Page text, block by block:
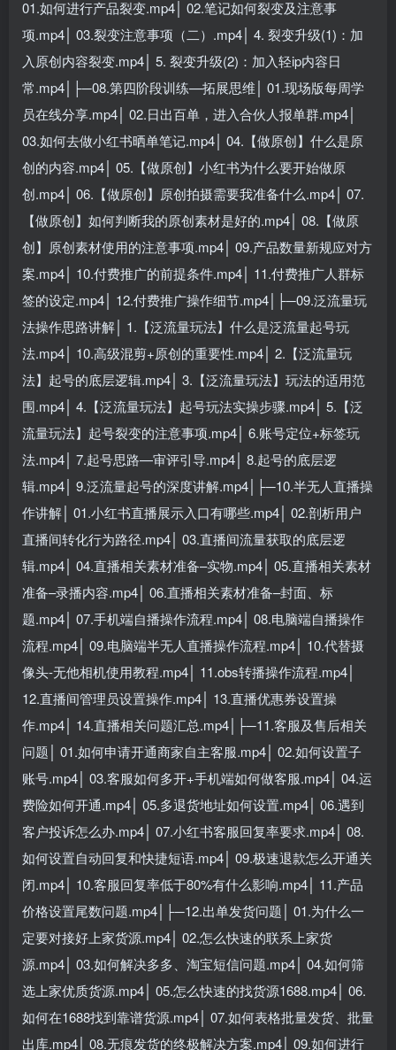
01.如何进行产品裂变.mp4│ 02.笔记如何裂变及注意事
项.mp4│ 03.裂变注意事项（二）.mp4│ 4. 裂变升级(1)：加
入原创内容裂变.mp4│ 5. 裂变升级(2)：加入轻ip内容日
常.mp4│├─08.第四阶段训练—拓展思维│ 01.现场版每周学
员在线分享.mp4│ 02.日出百单，进入合伙人报单群.mp4│
03.如何去做小红书晒单笔记.mp4│ 04.【做原创】什么是原
创的内容.mp4│ 05.【做原创】小红书为什么要开始做原
创.mp4│ 06.【做原创】原创拍摄需要我准备什么.mp4│ 07.
【做原创】如何判断我的原创素材是好的.mp4│ 08.【做原
创】原创素材使用的注意事项.mp4│ 09.产品数量新规应对方
案.mp4│ 10.付费推广的前提条件.mp4│ 11.付费推广人群标
签的设定.mp4│ 12.付费推广操作细节.mp4│├─09.泛流量玩
法操作思路讲解│ 1.【泛流量玩法】什么是泛流量起号玩
法.mp4│ 10.高级混剪+原创的重要性.mp4│ 2.【泛流量玩
法】起号的底层逻辑.mp4│ 3.【泛流量玩法】玩法的适用范
围.mp4│ 4.【泛流量玩法】起号玩法实操步骤.mp4│ 5.【泛
流量玩法】起号裂变的注意事项.mp4│ 6.账号定位+标签玩
法.mp4│ 7.起号思路—审评引导.mp4│ 8.起号的底层逻
辑.mp4│ 9.泛流量起号的深度讲解.mp4│├─10.半无人直播操
作讲解│ 01.小红书直播展示入口有哪些.mp4│ 02.剖析用户
直播间转化行为路径.mp4│ 03.直播间流量获取的底层逻
辑.mp4│ 04.直播相关素材准备–实物.mp4│ 05.直播相关素材
准备–录播内容.mp4│ 06.直播相关素材准备–封面、标
题.mp4│ 07.手机端自播操作流程.mp4│ 08.电脑端自播操作
流程.mp4│ 09.电脑端半无人直播操作流程.mp4│ 10.代替摄
像头-无他相机使用教程.mp4│ 11.obs转播操作流程.mp4│
12.直播间管理员设置操作.mp4│ 13.直播优惠券设置操
作.mp4│ 14.直播相关问题汇总.mp4│├─11.客服及售后相关
问题│ 01.如何申请开通商家自主客服.mp4│ 02.如何设置子
账号.mp4│ 03.客服如何多开+手机端如何做客服.mp4│ 04.运
费险如何开通.mp4│ 05.多退货地址如何设置.mp4│ 06.遇到
客户投诉怎么办.mp4│ 07.小红书客服回复率要求.mp4│ 08.
如何设置自动回复和快捷短语.mp4│ 09.极速退款怎么开通关
闭.mp4│ 10.客服回复率低于80%有什么影响.mp4│ 11.产品
价格设置尾数问题.mp4│├─12.出单发货问题│ 01.为什么一
定要对接好上家货源.mp4│ 02.怎么快速的联系上家货
源.mp4│ 03.如何解决多多、淘宝短信问题.mp4│ 04.如何筛
选上家优质货源.mp4│ 05.怎么快速的找货源1688.mp4│ 06.
如何在1688找到靠谱货源.mp4│ 07.如何表格批量发货、批量
出库.mp4│ 08.无痕发货的终极解决方案.mp4│ 09.如何进行